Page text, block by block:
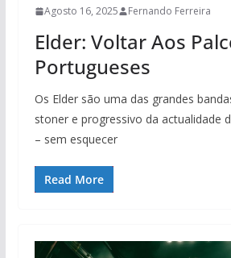
Agosto 16, 2025 Fernando Ferreira
Elder: Voltar Aos
Portugueses
Os Elder são uma das grandes
stoner e progressivo da actualidade
– sem esquecer
Read More